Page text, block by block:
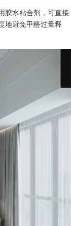
胶水粘合剂，可直接
地避免甲醛过量释